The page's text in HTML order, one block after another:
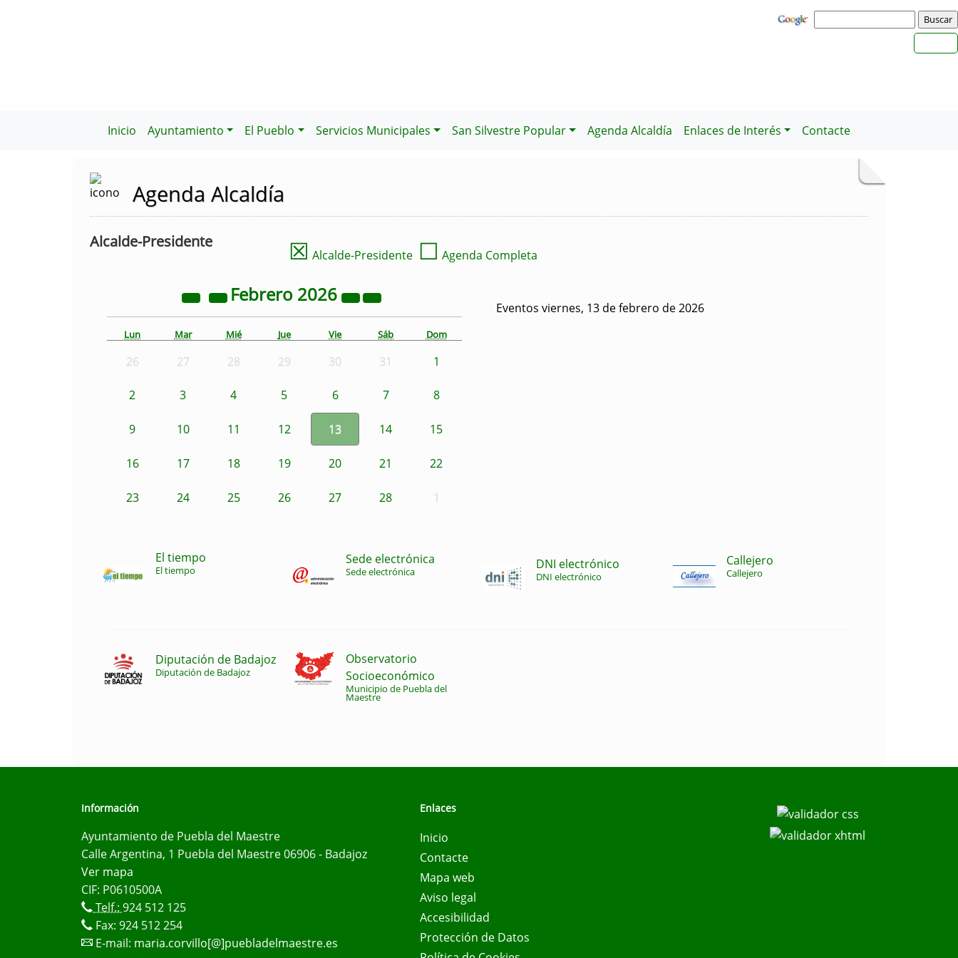
Inicio Ayuntamiento El Pueblo Servicios Municipales San Silvestre Popular Agenda Alcaldía Enlaces de Interés Contacte
Agenda Alcaldía
Alcalde-Presidente ☒ Alcalde-Presidente ☐ Agenda Completa
Febrero 2026
Lun Mar Mié Jue Vie Sáb Dom
26 27 28 29 30 31 1
2 3 4 5 6 7 8
9 10 11 12 13 14 15
16 17 18 19 20 21 22
23 24 25 26 27 28 1
Eventos viernes, 13 de febrero de 2026
El tiempo
El tiempo
Sede electrónica
Sede electrónica DNI electrónico
DNI electrónico
Callejero
Callejero
Diputación de Badajoz
Diputación de Badajoz
Observatorio
Socioeconómico
Municipio de Puebla del
Maestre
Información
Ayuntamiento de Puebla del Maestre
Calle Argentina, 1 Puebla del Maestre 06906 - Badajoz
Ver mapa
CIF: P0610500A
Telf.:924 512 125
Fax: 924 512 254
E-mail: maria.corvillo[@]puebladelmaestre.es
Enlaces
Inicio
Contacte
Mapa web
Aviso legal
Accesibilidad
Protección de Datos